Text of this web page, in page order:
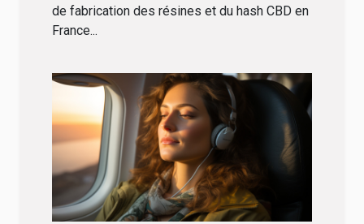
France
de fabrication des résines et du hash CBD en
France...